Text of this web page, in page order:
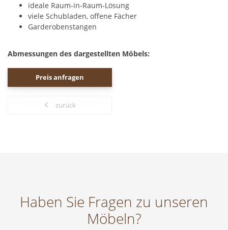
ideale Raum-in-Raum-Lösung
viele Schubladen, offene Fächer
Garderobenstangen
Abmessungen des dargestellten Möbels:
Preis anfragen
zurück
Haben Sie Fragen zu unseren
Möbeln?